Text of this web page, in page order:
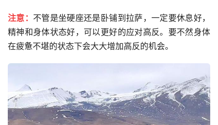
注意： 不管是坐硬座还是卧铺到拉萨，一定要休息好，
精神和身体状态好，可以更好的应对高反。要不然身体
在疲惫不堪的状态下会大大增加高反的机会。